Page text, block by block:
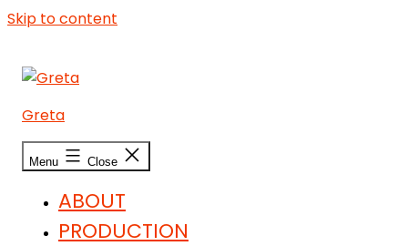
Skip to content
Greta
Menu Close
ABOUT
PRODUCTION